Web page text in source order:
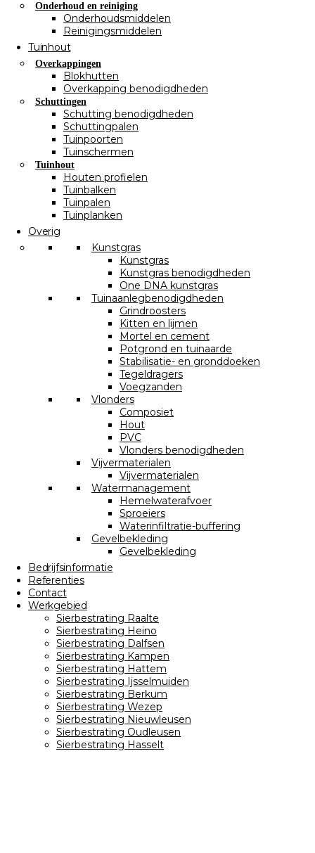
Onderhoud en reiniging
Onderhoudsmiddelen
Reinigingsmiddelen
Tuinhout
Overkappingen
Blokhutten
Overkapping benodigdheden
Schuttingen
Schutting benodigdheden
Schuttingpalen
Tuinpoorten
Tuinschermen
Tuinhout
Houten profielen
Tuinbalken
Tuinpalen
Tuinplanken
Overig
Kunstgras
Kunstgras
Kunstgras benodigdheden
One DNA kunstgras
Tuinaanlegbenodigdheden
Grindroosters
Kitten en lijmen
Mortel en cement
Potgrond en tuinaarde
Stabilisatie- en gronddoeken
Tegeldragers
Voegzanden
Vlonders
Composiet
Hout
PVC
Vlonders benodigdheden
Vijvermaterialen
Vijvermaterialen
Watermanagement
Hemelwaterafvoer
Sproeiers
Waterinfiltratie-buffering
Gevelbekleding
Gevelbekleding
Bedrijfsinformatie
Referenties
Contact
Werkgebied
Sierbestrating Raalte
Sierbestrating Heino
Sierbestrating Dalfsen
Sierbestrating Kampen
Sierbestrating Hattem
Sierbestrating Ijsselmuiden
Sierbestrating Berkum
Sierbestrating Wezep
Sierbestrating Nieuwleusen
Sierbestrating Oudleusen
Sierbestrating Hasselt